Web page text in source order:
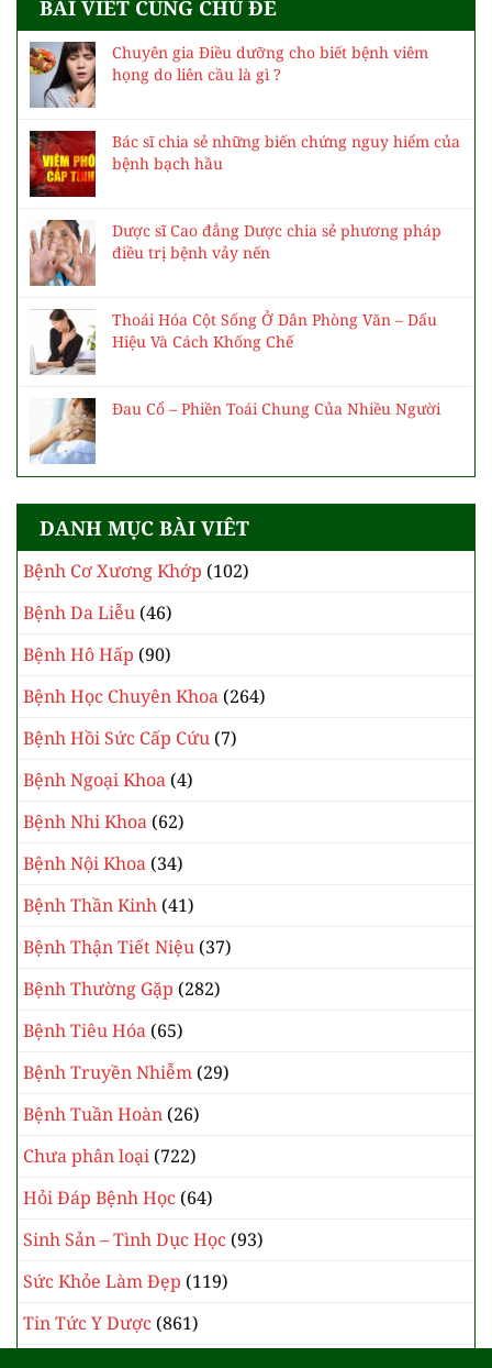
BÀI VIẾT CÙNG CHỦ ĐỀ
Chuyên gia Điều dưỡng cho biết bệnh viêm
họng do liên cầu là gì ?
Bác sĩ chia sẻ những biến chứng nguy hiểm của
bệnh bạch hầu
Dược sĩ Cao đẳng Dược chia sẻ phương pháp
điều trị bệnh vảy nến
Thoái Hóa Cột Sống Ở Dân Phòng Văn – Dấu
Hiệu Và Cách Khống Chế
Đau Cổ – Phiền Toái Chung Của Nhiều Người
DANH MỤC BÀI VIÊT
Bệnh Cơ Xương Khớp (102)
Bệnh Da Liễu (46)
Bệnh Hô Hấp (90)
Bệnh Học Chuyên Khoa (264)
Bệnh Hồi Sức Cấp Cứu (7)
Bệnh Ngoại Khoa (4)
Bệnh Nhi Khoa (62)
Bệnh Nội Khoa (34)
Bệnh Thần Kinh (41)
Bệnh Thận Tiết Niệu (37)
Bệnh Thường Gặp (282)
Bệnh Tiêu Hóa (65)
Bệnh Truyền Nhiễm (29)
Bệnh Tuần Hoàn (26)
Chưa phân loại (722)
Hỏi Đáp Bệnh Học (64)
Sinh Sản – Tình Dục Học (93)
Sức Khỏe Làm Đẹp (119)
Tin Tức Y Dược (861)